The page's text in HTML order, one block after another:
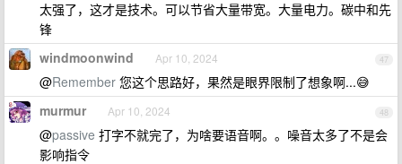
太强了，这才是技术。可以节省大量带宽。大量电力。碳中和先
锋
47
windmoonwind Apr 10, 2024
@Remember 您这个思路好，果然是眼界限制了想象啊...😅
48
murmur Apr 10, 2024
@passive 打字不就完了，为啥要语音啊。。噪音太多了不是会
影响指令